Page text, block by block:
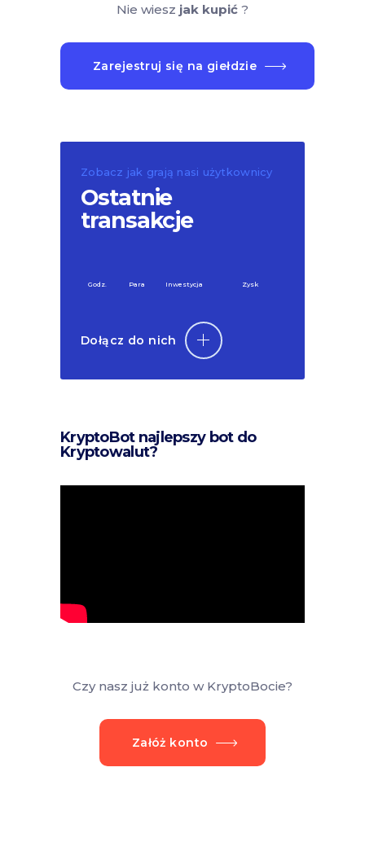
Nie wiesz jak kupić?
Zarejestruj się na giełdzie
Zobacz jak grają nasi użytkownicy
Ostatnie
transakcje
Godz. Para Inwestycja Zysk
Dołącz do nich
KryptoBot najlepszy bot do
Kryptowalut?
Czy nasz już konto w KryptoBocie?
Załóż konto